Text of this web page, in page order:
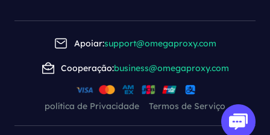
Apoiar:support@omegaproxy.com
Cooperação:business@omegaproxy.com
política de Privacidade Termos de Serviço